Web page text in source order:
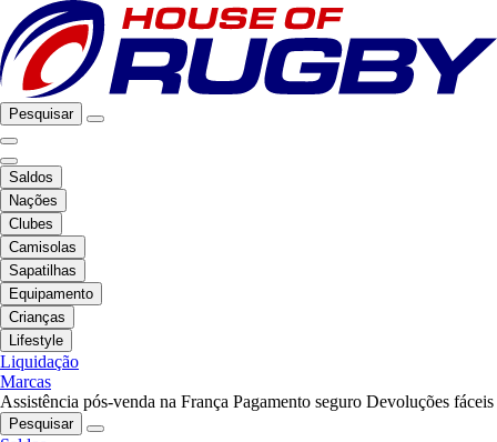
Pesquisar
Saldos
Nações
Clubes
Camisolas
Sapatilhas
Equipamento
Crianças
Lifestyle
Liquidação
Marcas
Assistência pós-venda na França Pagamento seguro Devoluções fáceis
Pesquisar